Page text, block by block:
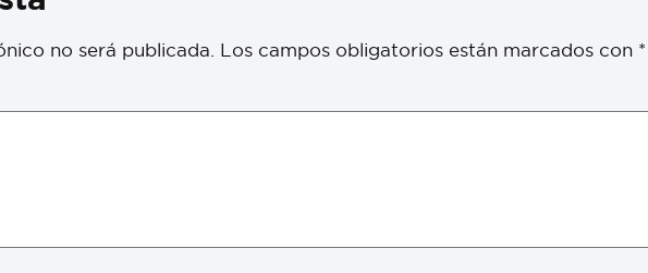
no será publicada. Los campos obligatorios están marcados con *